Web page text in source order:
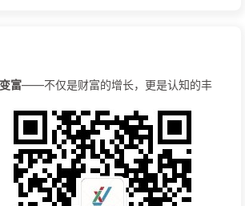
富——不仅是财富的增长，更是认知的丰